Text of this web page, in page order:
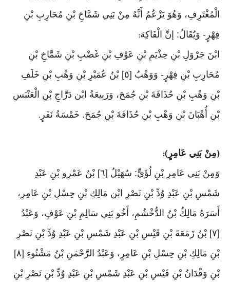
الْمُغْتَرِفِ، وَهُوَ يَزْعُمُ أَنَّهُ مِنْ بَنِي شَمَّاخِ بْنِ مُحَارِبِ بْنِ
فِهْرٍ- وَيُقَالُ: إنَّ الْفَاكِهَ:
ابْنَ جَرْوَلِ بْنِ حِذْيَمِ بْنِ عَوْفِ بْنِ غَضْبِ بْنِ شَمَّاخِ بْنِ
مُحَارِبِ بْنِ فِهْرٍ- وَوَهْبُ [٥] بْنُ عُمَيْرِ بْنِ وَهْبِ بْنِ خَلَفِ
بْنِ وَهْبِ بْنِ حُذَافَةَ بْنِ جُمَحَ، وَرَبِيعَةُ ابْن دَرَّاجِ بْنِ الْعَنْبَسِ
بْنِ أُهْبَانَ بْنِ وَهْبِ بْنِ حُذَافَةَ بْنِ جُمَحَ. خَمْسَةُ نَفَرٍ .
(مِنْ بَنِي عَامِرٍ ):
وَمِنْ بَنِي عَامِرِ بْنِ لُؤَيٍّ: سُهَيْلُ [٦] بْنُ عَمْرِو بْنِ عَبْدِ
شَمْسِ بْنِ عَبْدِ وُدِّ بْنِ نَصْرِ ابْن مَالِكِ بْنِ حِسْلِ بْنِ عَامِرِ،
أَسَرَهُ مَالِكُ بْنُ الدُّخْشُمِ، أَخُو بَنِي سَالِمِ بْنِ عَوْفٍ، وَعَبْدُ
[٧] بْنُ زَمَعَةَ بْنِ قَيْسِ بْنِ عَبْدِ شَمْسِ بْنِ عَبْدِ وُدِّ بْنِ نَصْرِ
بْنِ مَالِكِ بْنِ حِسْلِ بْنِ عَامِرٍ، وَعَبْدُ الرَّحْمَنِ بْنُ مَشْنُوءِ [٨]
بْنِ وَقْدَانُ بْنِ قَيْسِ بْنِ عَبْدِ شَمْسِ بْنِ عَبْدِ وُدِّ بْنِ نَصْرِ بْنِ